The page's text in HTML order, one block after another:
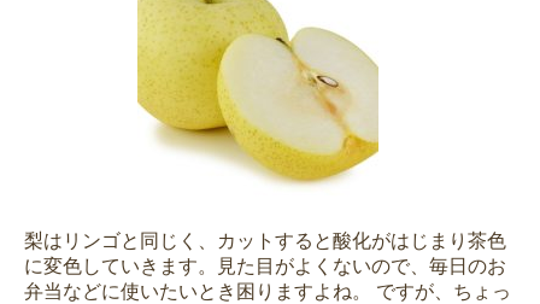
梨はリンゴと同じく、カットすると酸化がはじまり茶色
に変色していきます。見た目がよくないので、毎日のお
弁当などに使いたいとき困りますよね。 ですが、ちょっ